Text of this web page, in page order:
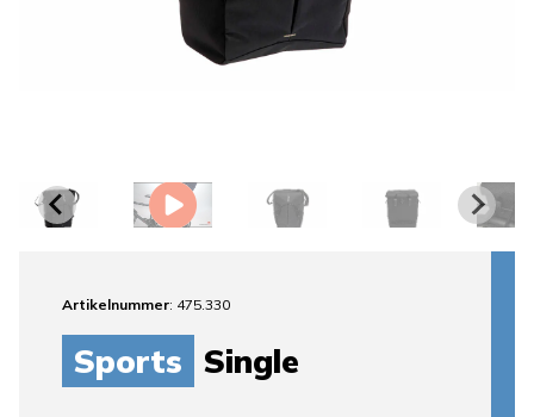
Artikelnummer: 475.330
Sports Single